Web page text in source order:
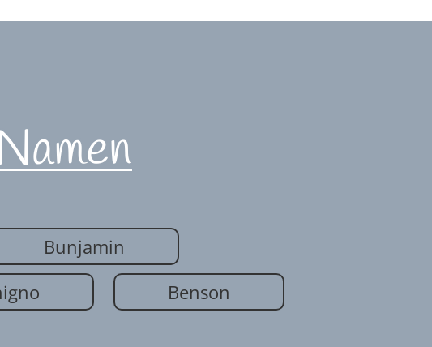
Bunjamin
Benson